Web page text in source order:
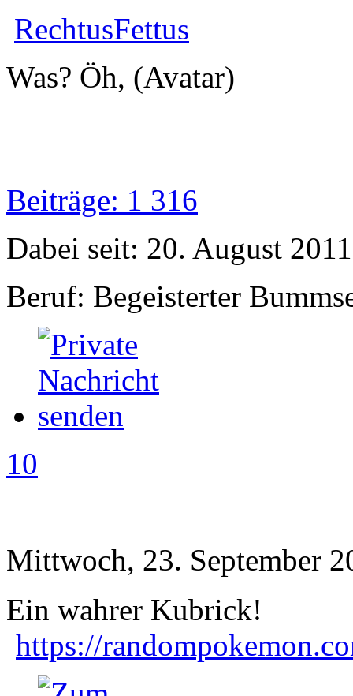
RechtusFettus
Was? Öh, (Avatar)
Beiträge: 1 316
Dabei seit: 20. August 2011
Beruf: Begeisterter
10
Mittwoch, 23. September
Ein wahrer Kubrick!
https://